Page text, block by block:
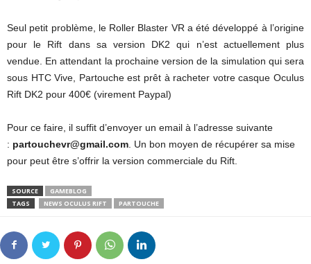
Seul petit problème, le Roller Blaster VR a été développé à l’origine
pour le Rift dans sa version DK2 qui n’est actuellement plus
vendue. En attendant la prochaine version de la simulation qui sera
sous HTC Vive, Partouche est prêt à racheter votre casque Oculus
Rift DK2 pour 400€ (virement Paypal)
Pour ce faire, il suffit d’envoyer un email à l’adresse suivante
: partouchevr@gmail.com . Un bon moyen de récupérer sa mise
pour peut être s’offrir la version commerciale du Rift.
SOURCE
GAMEBLOG
TAGS
NEWS OCULUS RIFT PARTOUCHE